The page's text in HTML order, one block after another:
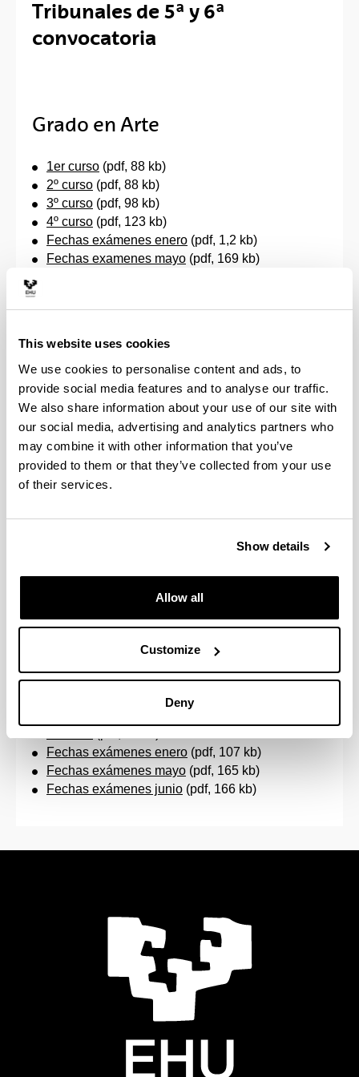
This website uses cookies
We use cookies to personalise content and ads, to
provide social media features and to analyse our traffic.
We also share information about your use of our site with
our social media, advertising and analytics partners who
may combine it with other information that you’ve
provided to them or that they’ve collected from your use
of their services.
Show details
Allow all
Customize
Deny
Tribunales de 5ª y 6ª
convocatoria
Grado en Arte
1er curso (pdf, 88 kb)
2º curso (pdf, 88 kb)
3º curso (pdf, 98 kb)
4º curso (pdf, 123 kb)
Fechas exámenes enero (pdf, 1,2 kb)
Fechas examenes mayo (pdf, 169 kb)
Grado en Creación y Diseño
1er curso (pdf, 88 kb)
2º curso (pdf, 88 kb)
3er curso(pdf, 99 kb)
4º curso(pdf, 97 kb)
Fechas exámenes enero(pdf, 108 kb)
Fechas exámenes mayo
Grado en Conservación y
1er curso(pdf, 88 kb)
Fechas exámenes enero (pdf, 107 kb)
Fechas exámenes mayo (pdf, 165 kb)
Fechas exámenes junio (pdf, 166 kb)